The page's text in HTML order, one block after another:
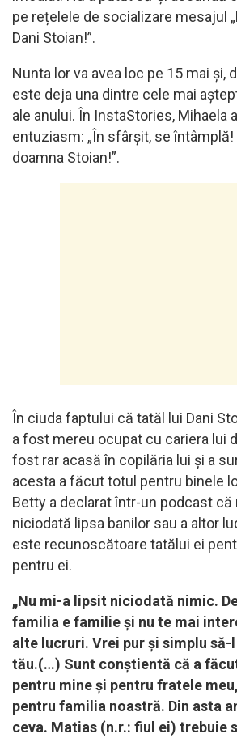
pe rețelele de socializare mesajul
Dani Stoian!”.
Nunta lor va avea loc pe 15 mai și,
este deja una dintre cele mai
ale anului. În InstaStories, Mihaela
entuziasm: „În sfârșit, se
doamna Stoian!”.
În ciuda faptului că tatăl lui Dani
a fost mereu ocupat cu cariera lui
fost rar acasă în copilăria lui și a
acesta a făcut totul pentru binele
Betty a declarat într-un podcast că
niciodată lipsa banilor sau a altor
este recunoscătoare tatălui ei
pentru ei.
„Nu mi-a lipsit niciodată nimic.
familia e familie și nu te mai
alte lucruri. Vrei pur și simplu să-
tău.(…) Sunt conștientă că a
pentru mine și pentru fratele
pentru familia noastră. Din asta
ceva. Matias (n.r.: fiul ei) trebuie